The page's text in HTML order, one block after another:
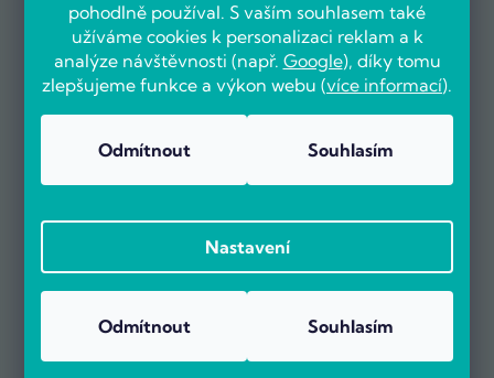
pohodlně používal. S vaším souhlasem také
užíváme cookies k personalizaci reklam a k
analýze návštěvnosti (např. Google), díky tomu
zlepšujeme funkce a výkon webu (více informací).
Odmítnout Souhlasím
Nastavení
Odmítnout Souhlasím